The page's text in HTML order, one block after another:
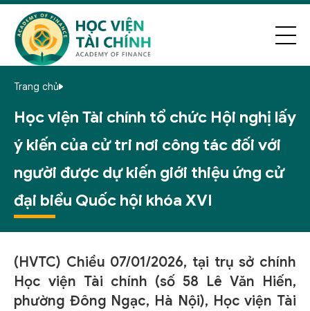
Trang chủ
Học viện Tài chính tổ chức Hội nghị lấy
ý kiến của cử tri nơi công tác đối với
người được dự kiến giới thiệu ứng cử
đại biểu Quốc hội khóa XVI
(HVTC) Chiều 07/01/2026, tại trụ sở chính
Học viện Tài chính (số 58 Lê Văn Hiến,
phường Đông Ngạc, Hà Nội), Học viện Tài